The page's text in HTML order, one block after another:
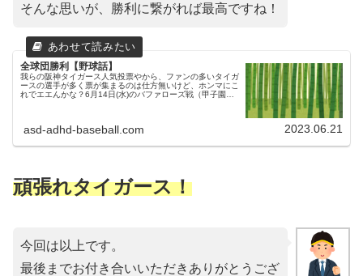
そんな思いが、勝利に繋がれば最高ですね！
全球団勝利【野球話】
我らの阪神タイガース人気投票やから、ファンの多いタイガ
ースの選手が多く票が集まるのは仕方無いけど、ホンマにこ
れでエエんかな？6月14日(水)のバファローズ戦（甲子園）
asd-adhd-baseball.com 2023.06.21
頑張れタイガース！
今回は以上です。
最後までお付き合いいただきありがとうござ